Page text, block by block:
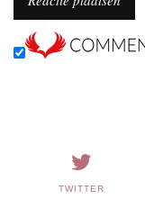
TWITTER